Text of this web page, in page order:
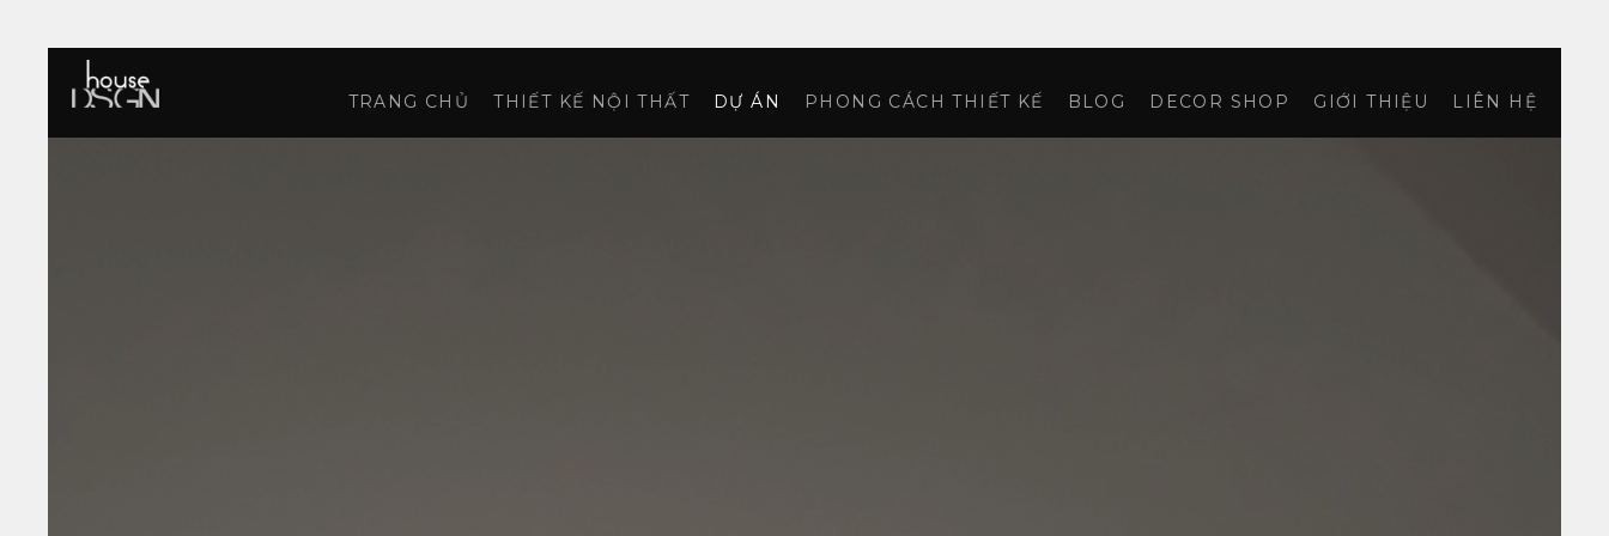
TRANG CHỦ THIẾT KẾ NỘI THẤT DỰ ÁN PHONG CÁCH THIẾT KẾ BLOG DECOR SHOP GIỚI THIỆU LIÊN HỆ